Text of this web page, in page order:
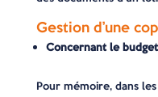
Gestion d’une
Concernant le
Pour mémoire, dans